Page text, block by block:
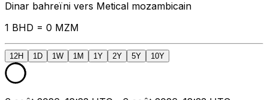
Dinar bahreïni vers Metical mozambicain
1 BHD = 0 MZM
12H 1D 1W 1M 1Y 2Y 5Y 10Y